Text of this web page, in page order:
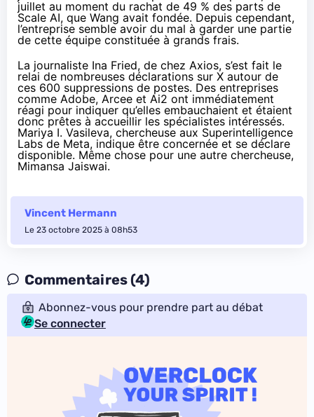
juillet au moment du rachat de 49 % des parts de
Scale AI, que Wang avait fondée. Depuis cependant,
l’entreprise semble avoir du mal à garder une partie
de cette équipe constituée à grands frais.
La journaliste Ina Fried, de chez Axios, s’est fait le
relai de nombreuses déclarations sur X autour de
ces 600 suppressions de postes. Des entreprises
comme Adobe, Arcee et Ai2 ont immédiatement
réagi pour indiquer qu’elles embauchaient et étaient
donc prêtes à accueillir les spécialistes intéressés.
Mariya I. Vasileva, chercheuse aux Superintelligence
Labs de Meta, indique être concernée et se déclare
disponible. Même chose pour une autre chercheuse,
Mimansa Jaiswai.
Vincent Hermann
Le 23 octobre 2025 à 08h53
Commentaires (4)
Abonnez-vous pour prendre part au débat
Se connecter